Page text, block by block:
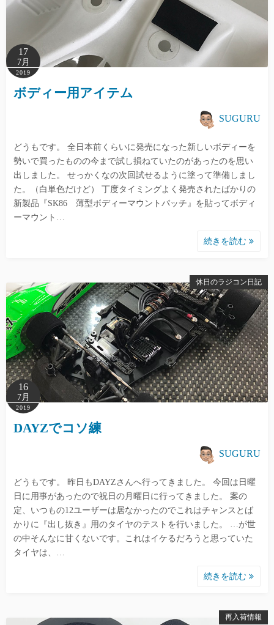
17
7月
2019
ボディー用アイテム
SUGURU
どうもです。 全日本前くらいに発売になった新しいボディーを
勢いで買ったものの今まで試し損ねていたのがあったのを思い
出しました。 せっかくなの次回試せるように塗って準備しまし
た。（白単色だけど） 丁度タイミングよく発売されたばかりの
新製品『SK86 薄型ボディーマウントパッチ』を貼ってボディ
ーマウント…
続きを読む
休日のラジコン日記
16
7月
2019
DAYZでコソ練
SUGURU
どうもです。 昨日もDAYZさんへ行ってきました。 今回は日曜
日に用事があったので祝日の月曜日に行ってきました。 案の
定、いつもの12ユーザーは居なかったのでこれはチャンスとば
かりに『出し抜き』用のタイヤのテストを行いました。 …が世
の中そんなに甘くないです。これはイケるだろうと思っていた
タイヤは、…
続きを読む
再入荷情報